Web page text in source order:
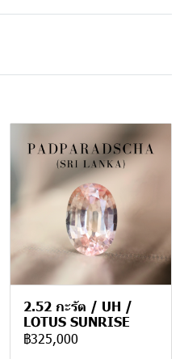
2.52 กะรัต / UH /
LOTUS SUNRISE
฿325,000